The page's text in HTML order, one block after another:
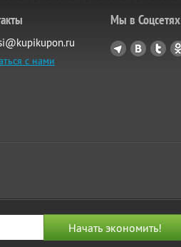
с нами
Мы в Соцсетях